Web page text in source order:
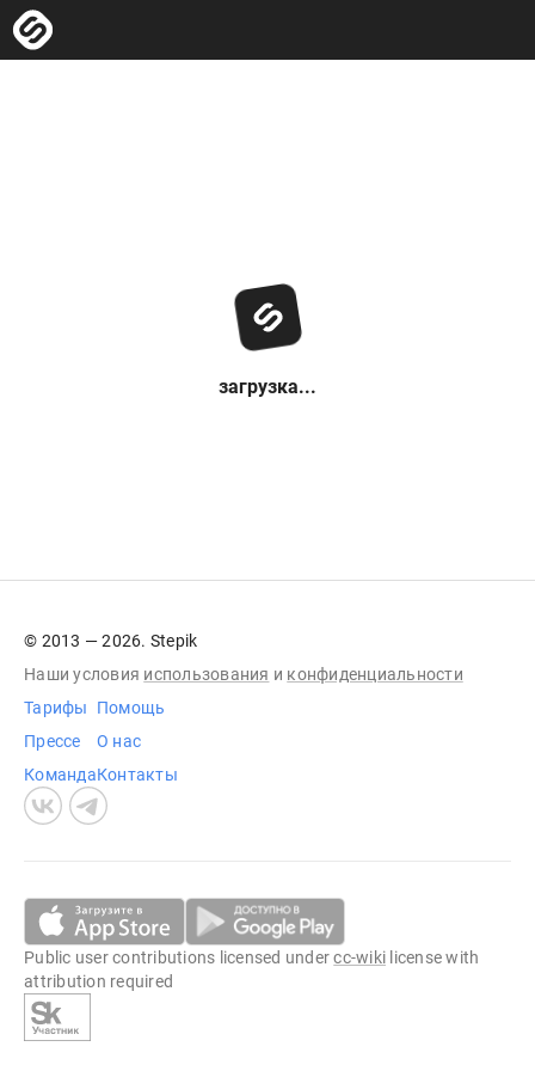
загрузка...
© 2013 — 2026. Stepik
Наши условия использования и конфиденциальности
Тарифы
Прессе
Команда
Помощь
О нас
Контакты
Public user contributions licensed undercc-wiki license with
attribution required